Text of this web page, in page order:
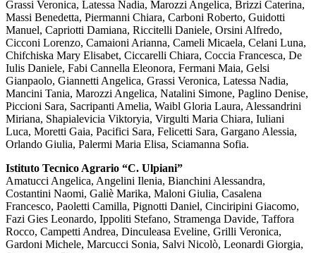
Grassi Veronica, Latessa Nadia, Marozzi Angelica, Brizzi Caterina,
Massi Benedetta, Piermanni Chiara, Carboni Roberto, Guidotti
Manuel, Capriotti Damiana, Riccitelli Daniele, Orsini Alfredo,
Cicconi Lorenzo, Camaioni Arianna, Cameli Micaela, Celani Luna,
Chifchiska Mary Elisabet, Ciccarelli Chiara, Coccia Francesca, De
Iulis Daniele, Fabi Cannella Eleonora, Fermani Maia, Gelsi
Gianpaolo, Giannetti Angelica, Grassi Veronica, Latessa Nadia,
Mancini Tania, Marozzi Angelica, Natalini Simone, Paglino Denise,
Piccioni Sara, Sacripanti Amelia, Waibl Gloria Laura, Alessandrini
Miriana, Shapialevicia Viktoryia, Virgulti Maria Chiara, Iuliani
Luca, Moretti Gaia, Pacifici Sara, Felicetti Sara, Gargano Alessia,
Orlando Giulia, Palermi Maria Elisa, Sciamanna Sofia.
Istituto Tecnico Agrario “C. Ulpiani”
Amatucci Angelica, Angelini Ilenia, Bianchini Alessandra,
Costantini Naomi, Galiè Marika, Maloni Giulia, Casalena
Francesco, Paoletti Camilla, Pignotti Daniel, Cinciripini Giacomo,
Fazi Gies Leonardo, Ippoliti Stefano, Stramenga Davide, Taffora
Rocco, Campetti Andrea, Dinculeasa Eveline, Grilli Veronica,
Gardoni Michele, Marcucci Sonia, Salvi Nicolò, Leonardi Giorgia,